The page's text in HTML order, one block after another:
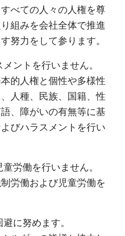
べての人々の人権を尊
組みを会社全体で推進
努力をして参ります。
ントを行いません。
的人権と個性や多様性
人種、民族、国籍、性
、障がいの有無等に基
びハラスメントを行い
労働を行いません。
労働および児童労働を
に努めます。